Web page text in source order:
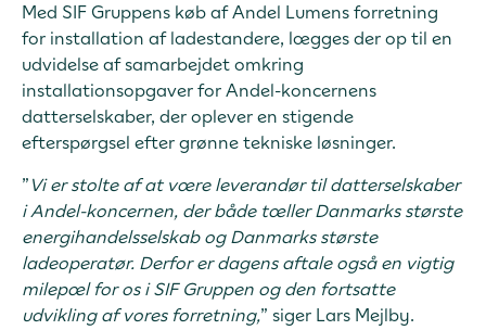
Med SIF Gruppens køb af Andel Lumens forretning
for installation af ladestandere, lægges der op til en
udvidelse af samarbejdet omkring
installationsopgaver for Andel-koncernens
datterselskaber, der oplever en stigende
efterspørgsel efter grønne tekniske løsninger.
” Vi er stolte af at være leverandør til datterselskaber
i Andel-koncernen, der både tæller Danmarks største
energihandelsselskab og Danmarks største
ladeoperatør. Derfor er dagens aftale også en vigtig
milepæl for os i SIF Gruppen og den fortsatte
udvikling af vores forretning,” siger Lars Mejlby.